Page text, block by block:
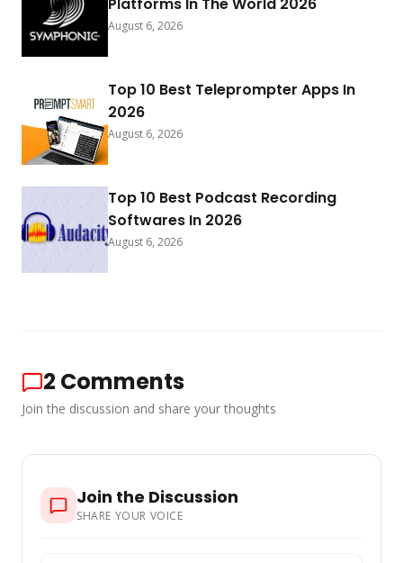
August 6, 2026
Top 10 Best Teleprompter Apps In
2026
August 6, 2026
Top 10 Best Podcast Recording
Softwares In 2026
August 6, 2026
2 Comments
Join the discussion and share your thoughts
Join the Discussion
SHARE YOUR VOICE